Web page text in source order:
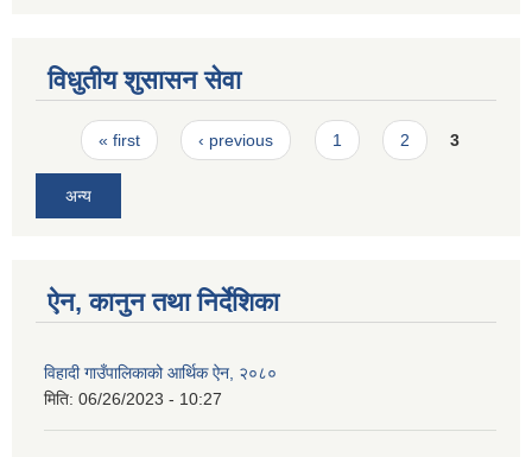
विधुतीय शुसासन सेवा
Pages
« first ‹ previous 1 2 3
अन्य
ऐन, कानुन तथा निर्देशिका
विहादी गाउँपालिकाको आर्थिक ऐन, २०८०
मिति: 06/26/2023 - 10:27